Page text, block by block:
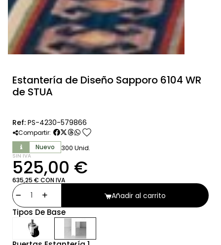
Estantería de Diseño Sapporo 6104 WR
de STUA
Ref: PS-4230-579866
Compartir: favorite
Nuevo 300 Unid.
SIN IVA
525,00 €
635,25 € CON IVA
Añadir al carrito
Tipos De Base